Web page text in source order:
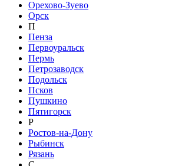
Орехово-Зуево
Орск
П
Пенза
Первоуральск
Пермь
Петрозаводск
Подольск
Псков
Пушкино
Пятигорск
Р
Ростов-на-Дону
Рыбинск
Рязань